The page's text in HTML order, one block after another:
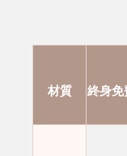
材質 終身免